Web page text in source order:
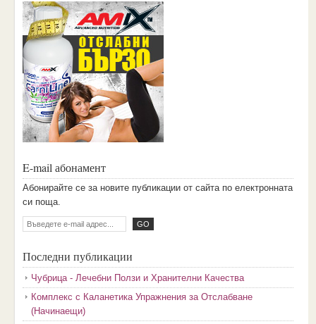
E-mail абонамент
Aбoниpaйтe ce зa нoвитe пyбликaции oт caйтa пo eлeктpoннaтa
cи пoщa.
Последни публикации
Чубрица - Лечебни Ползи и Хранителни Качества
Комплекс с Каланетика Упражнения за Отслабване
(Начинаещи)